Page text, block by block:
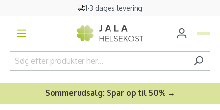
1-3 dages levering
Sommerudsalg: Spar op til 50% →